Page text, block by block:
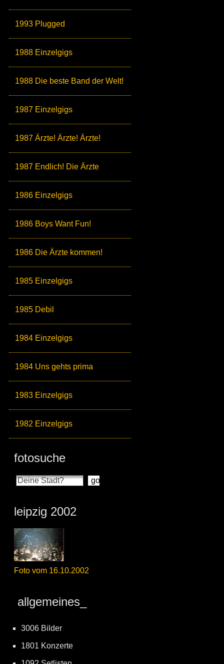
1993 Plugged
1988 Einzelgigs
1988 Die beste Band der Welt!
1987 Einzelgigs
1987 Ärzte! Ärzte! Ärzte!
1987 Endlich! Die Ärzte
1986 Einzelgigs
1986 Boys Want Fun!
1986 Die Ärzte kommen!
1985 Einzelgigs
1985 Debil
1984 Einzelgigs
1984 Uns gehts prima
1983 Einzelgigs
1982 Einzelgigs
fotosuche
leipzig 2002
Foto vom 16.10.2002
allgemeines_
3006 Bilder
1801 Konzerte